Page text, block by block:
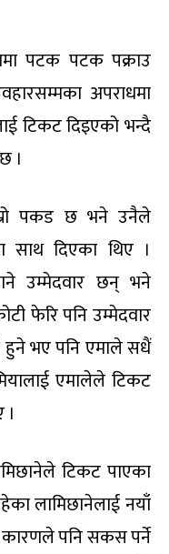
पटक पटक पक्राउ
अपराधमा
टिकट दिइएको भन्दै
।
पकड छ भने उनैले
साथ दिएका थिए ।
उम्मेदवार छन् भने
फेरि पनि उम्मेदवार
हुने भए पनि एमाले सधैं
एमालेले टिकट
टिकट पाएका
लामिछानेलाई नयाँ
कारणले पनि सकस पर्ने